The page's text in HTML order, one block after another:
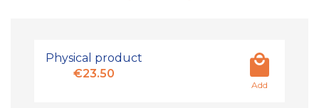
Physical product
€23.50
Add